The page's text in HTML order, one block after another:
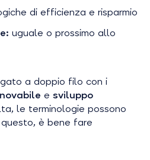
di efficienza e risparmio
uguale o prossimo allo
a doppio filo con i
e sviluppo
le terminologie possono
è bene fare